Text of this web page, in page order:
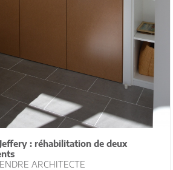
: réhabilitation de deux
ARCHITECTE